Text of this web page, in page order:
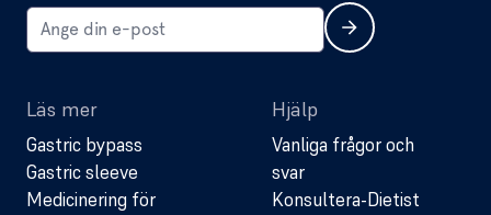
Läs mer
Gastric bypass
Gastric sleeve
Medicinering för
Hjälp
Vanliga frågor och
svar
Konsultera-Dietist